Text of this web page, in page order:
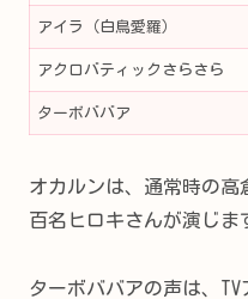
アイラ（白鳥愛羅）
アクロバティックさらさら
ターボババア
オカルンは、通常時の高
百名ヒロキさんが演じま
ターボババアの声は、